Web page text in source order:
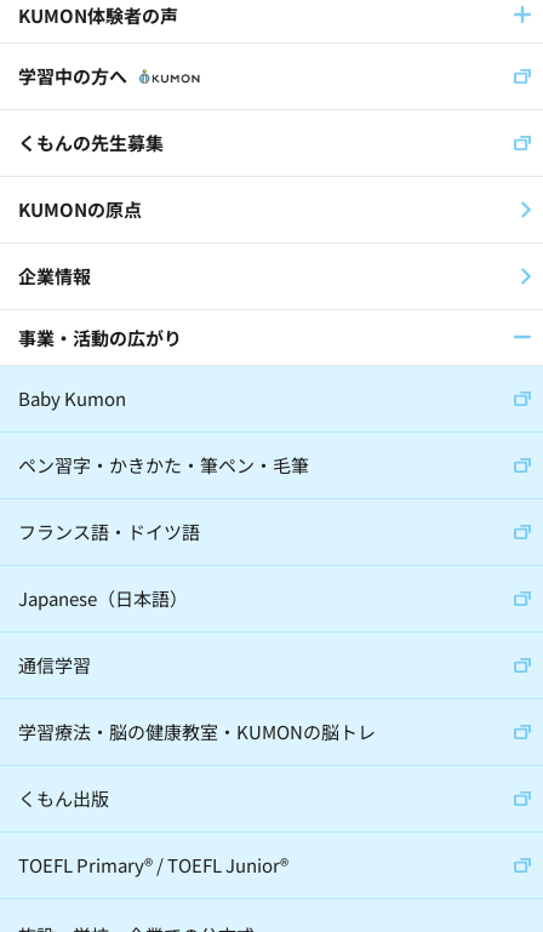
KUMON体験者の声
学習中の方へ
くもんの先生募集
KUMONの原点
企業情報
事業・活動の広がり
Baby Kumon
ペン習字・かきかた・筆ペン・毛筆
フランス語・ドイツ語
Japanese（日本語）
通信学習
学習療法・脳の健康教室・KUMONの脳トレ
くもん出版
TOEFL Primary®/TOEFL Junior®